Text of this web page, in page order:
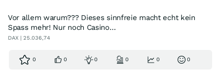
Vor allem warum??? Dieses sinnfreie macht echt kein
Spass mehr! Nur noch Casino…
DAX | 25.036,74
0 0 0 0 0 0